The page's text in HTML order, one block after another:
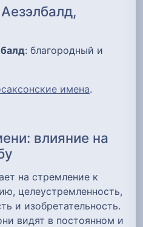
: благородный и
имена.
влияние на
на стремление к
целеустремленность,
и изобретательность.
видят в постоянном и